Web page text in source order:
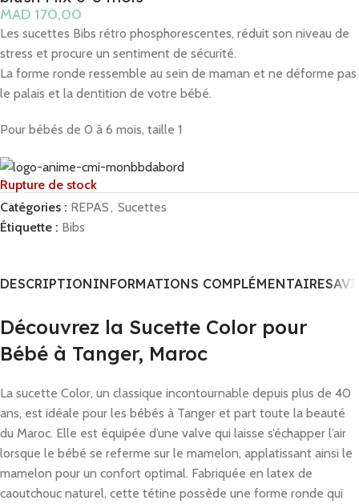
MAD
Les sucettes Bibs rétro phosphorescentes, réduit son niveau de
stress et procure un sentiment de sécurité.
La forme ronde ressemble au sein de maman et ne déforme pas
le palais et la dentition de votre bébé.
Pour bébés de 0 à 6 mois, taille 1
Rupture de stock
Catégories : REPAS, Sucettes
Étiquette : Bibs
DESCRIPTIONINFORMATIONS COMPLÉMENTAIRES
Découvrez la Sucette Color pour
Bébé à Tanger, Maroc
La sucette Color, un classique incontournable depuis plus de 40
ans, est idéale pour les bébés à Tanger et part toute la beauté
du Maroc. Elle est équipée d’une valve qui laisse s’échapper l’air
lorsque le bébé se referme sur le mamelon, applatissant ainsi le
mamelon pour un confort optimal. Fabriquée en latex de
caoutchouc naturel, cette tétine possède une forme ronde qui